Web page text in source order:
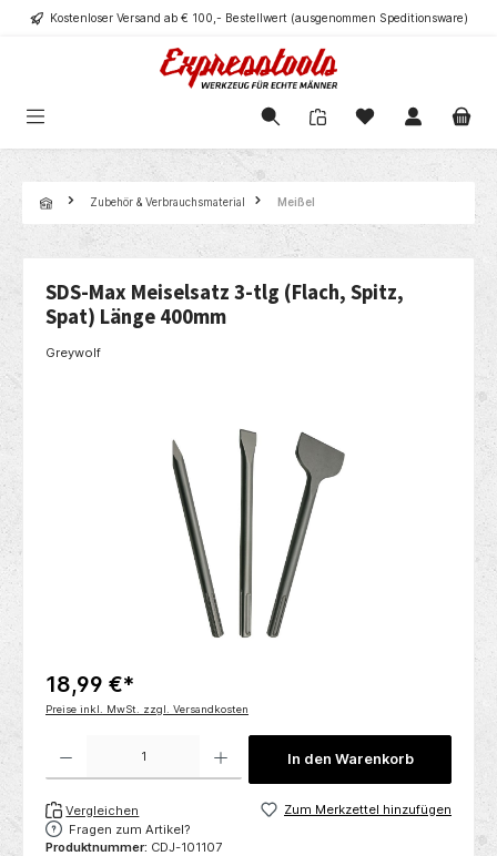
springenKostenloser Versand ab € 100,- Bestellwert (ausgenommen Speditionsware)
Zubehör & Verbrauchsmaterial Meißel
SDS-Max Meiselsatz 3-tlg (Flach, Spitz,
Spat) Länge 400mm
Greywolf
18,99 €*
Preise inkl. MwSt. zzgl. Versandkosten
Produkt Anzahl: Gib den gewünschten Wert ein oder benutze die Schaltflächen um
In den Warenkorb
Vergleichen
Zum Merkzettel hinzufügen
Fragen zum Artikel?
Produktnummer: CDJ-101107